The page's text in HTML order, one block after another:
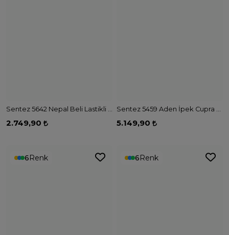
Sentez 5642 Nepal Beli Lastikli Pantolon - LACİVERT
2.749,90
Sentez 5459 Aden İpek Cupra Etek - LACİVERT
5.149,90
6 Renk 6 Renk